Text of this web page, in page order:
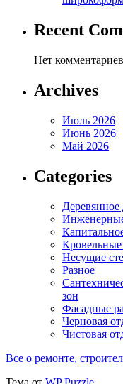
Recent
Нет
Archives
Июль 2026
Июнь 2026
Май 2026
Categories
Деревянное
Несущие
Разное
зон
Фасадные
Черновая
Чистовая
Все о ремонте,